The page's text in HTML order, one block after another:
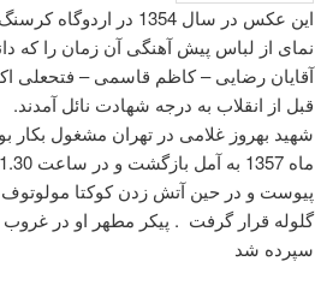
این عکس در سال 1354
نمای از لباس پیش آهنگی آن زمان را که
آقایان رضایی – کاظم قاسمی – فتحعلی
قبل از انقلاب به درجه شهادت نائل آمدند.
شهید بهروز غلامی در تهران مشغول بکار
پيوست و در حين آتش زدن كوكتا
گلوله قرار گرفت . پيكر مطهر او در
سپرده شد